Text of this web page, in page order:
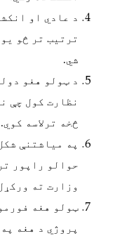
د عادي او
ترتیب تر څو
شي.
د ټولو هغو
نظارت کول چې
څخه ترلاسه کوي.
په میاشتنې
حوالو راپور
وزارت ته
ټولو هغه
پروژي د هغه